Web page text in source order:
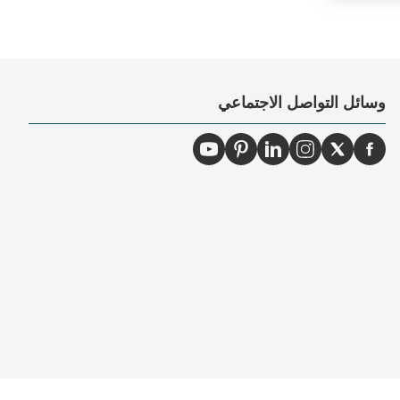
وسائل التواصل الاجتماعي